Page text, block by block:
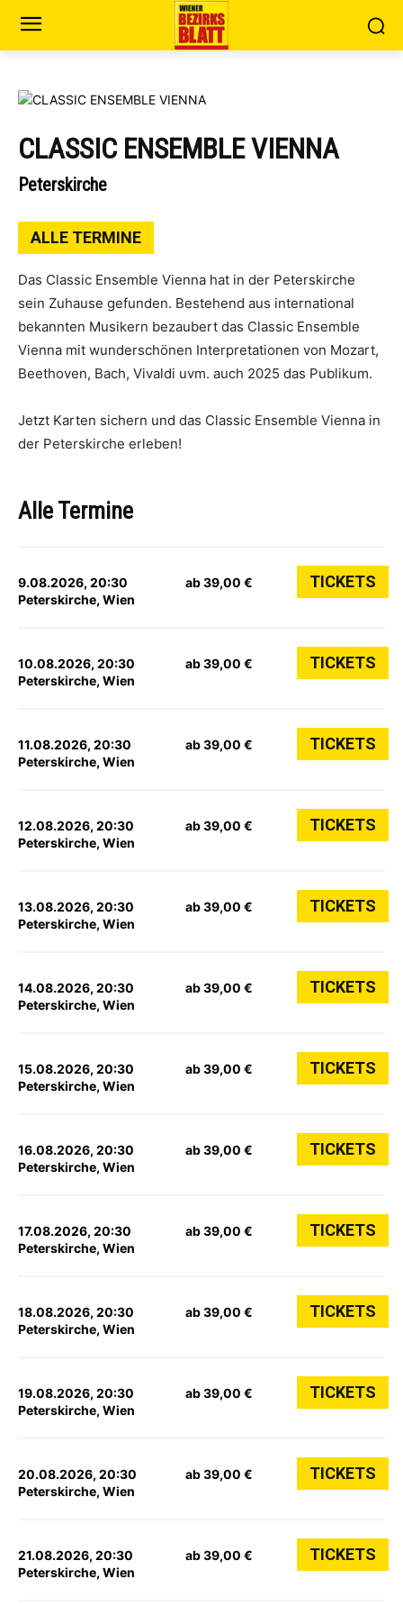
CLASSIC ENSEMBLE VIENNA
Peterskirche
ALLE TERMINE
Das Classic Ensemble Vienna hat in der Peterskirche
sein Zuhause gefunden. Bestehend aus international
bekannten Musikern bezaubert das Classic Ensemble
Vienna mit wunderschönen Interpretationen von Mozart,
Beethoven, Bach, Vivaldi uvm. auch 2025 das Publikum.
Jetzt Karten sichern und das Classic Ensemble Vienna in
der Peterskirche erleben!
Alle Termine
9.08.2026, 20:30
Peterskirche, Wien
ab 39,00 € TICKETS
10.08.2026, 20:30
Peterskirche, Wien
ab 39,00 € TICKETS
11.08.2026, 20:30
Peterskirche, Wien
ab 39,00 € TICKETS
12.08.2026, 20:30
Peterskirche, Wien
ab 39,00 € TICKETS
13.08.2026, 20:30
Peterskirche, Wien
ab 39,00 € TICKETS
14.08.2026, 20:30
Peterskirche, Wien
ab 39,00 € TICKETS
15.08.2026, 20:30
Peterskirche, Wien
ab 39,00 € TICKETS
16.08.2026, 20:30
Peterskirche, Wien
ab 39,00 € TICKETS
17.08.2026, 20:30
Peterskirche, Wien
ab 39,00 € TICKETS
18.08.2026, 20:30
Peterskirche, Wien
ab 39,00 € TICKETS
19.08.2026, 20:30
Peterskirche, Wien
ab 39,00 € TICKETS
20.08.2026, 20:30
Peterskirche, Wien
ab 39,00 € TICKETS
21.08.2026, 20:30
Peterskirche, Wien
ab 39,00 € TICKETS